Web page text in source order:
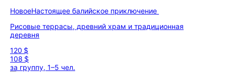
НовоеНастоящее балийское приключение
Рисовые террасы, древний храм и традиционная
деревня
120 $
108 $
за группу, 1–5 чел.